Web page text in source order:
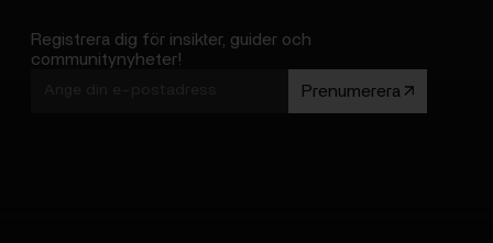
Registrera dig för insikter, guider och
communitynyheter!
Prenumerera